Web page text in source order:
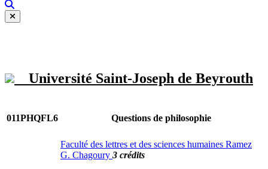
Université Saint-Joseph de Beyrouth
011PHQFL6 Questions de philosophie
Faculté des lettres et des sciences humaines Ramez
G. Chagoury 3 crédits